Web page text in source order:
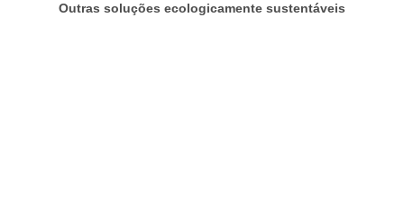
Outras soluções ecologicamente sustentáveis